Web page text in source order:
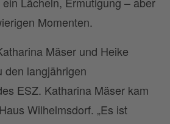
Momenten.
Mäser und Heike
den langjährigen
ESZ. Katharina Mäser kam
Wilhelmsdorf. „Es ist